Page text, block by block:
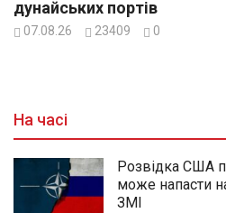
дунайських портів
07.08.26 23409 0
На часі
Розвідка США
може напасти
ЗМІ